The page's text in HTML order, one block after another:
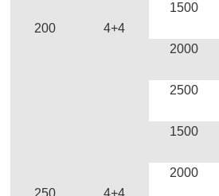
200 4+4
1500
2000
2500
250 4+4
1500
2000